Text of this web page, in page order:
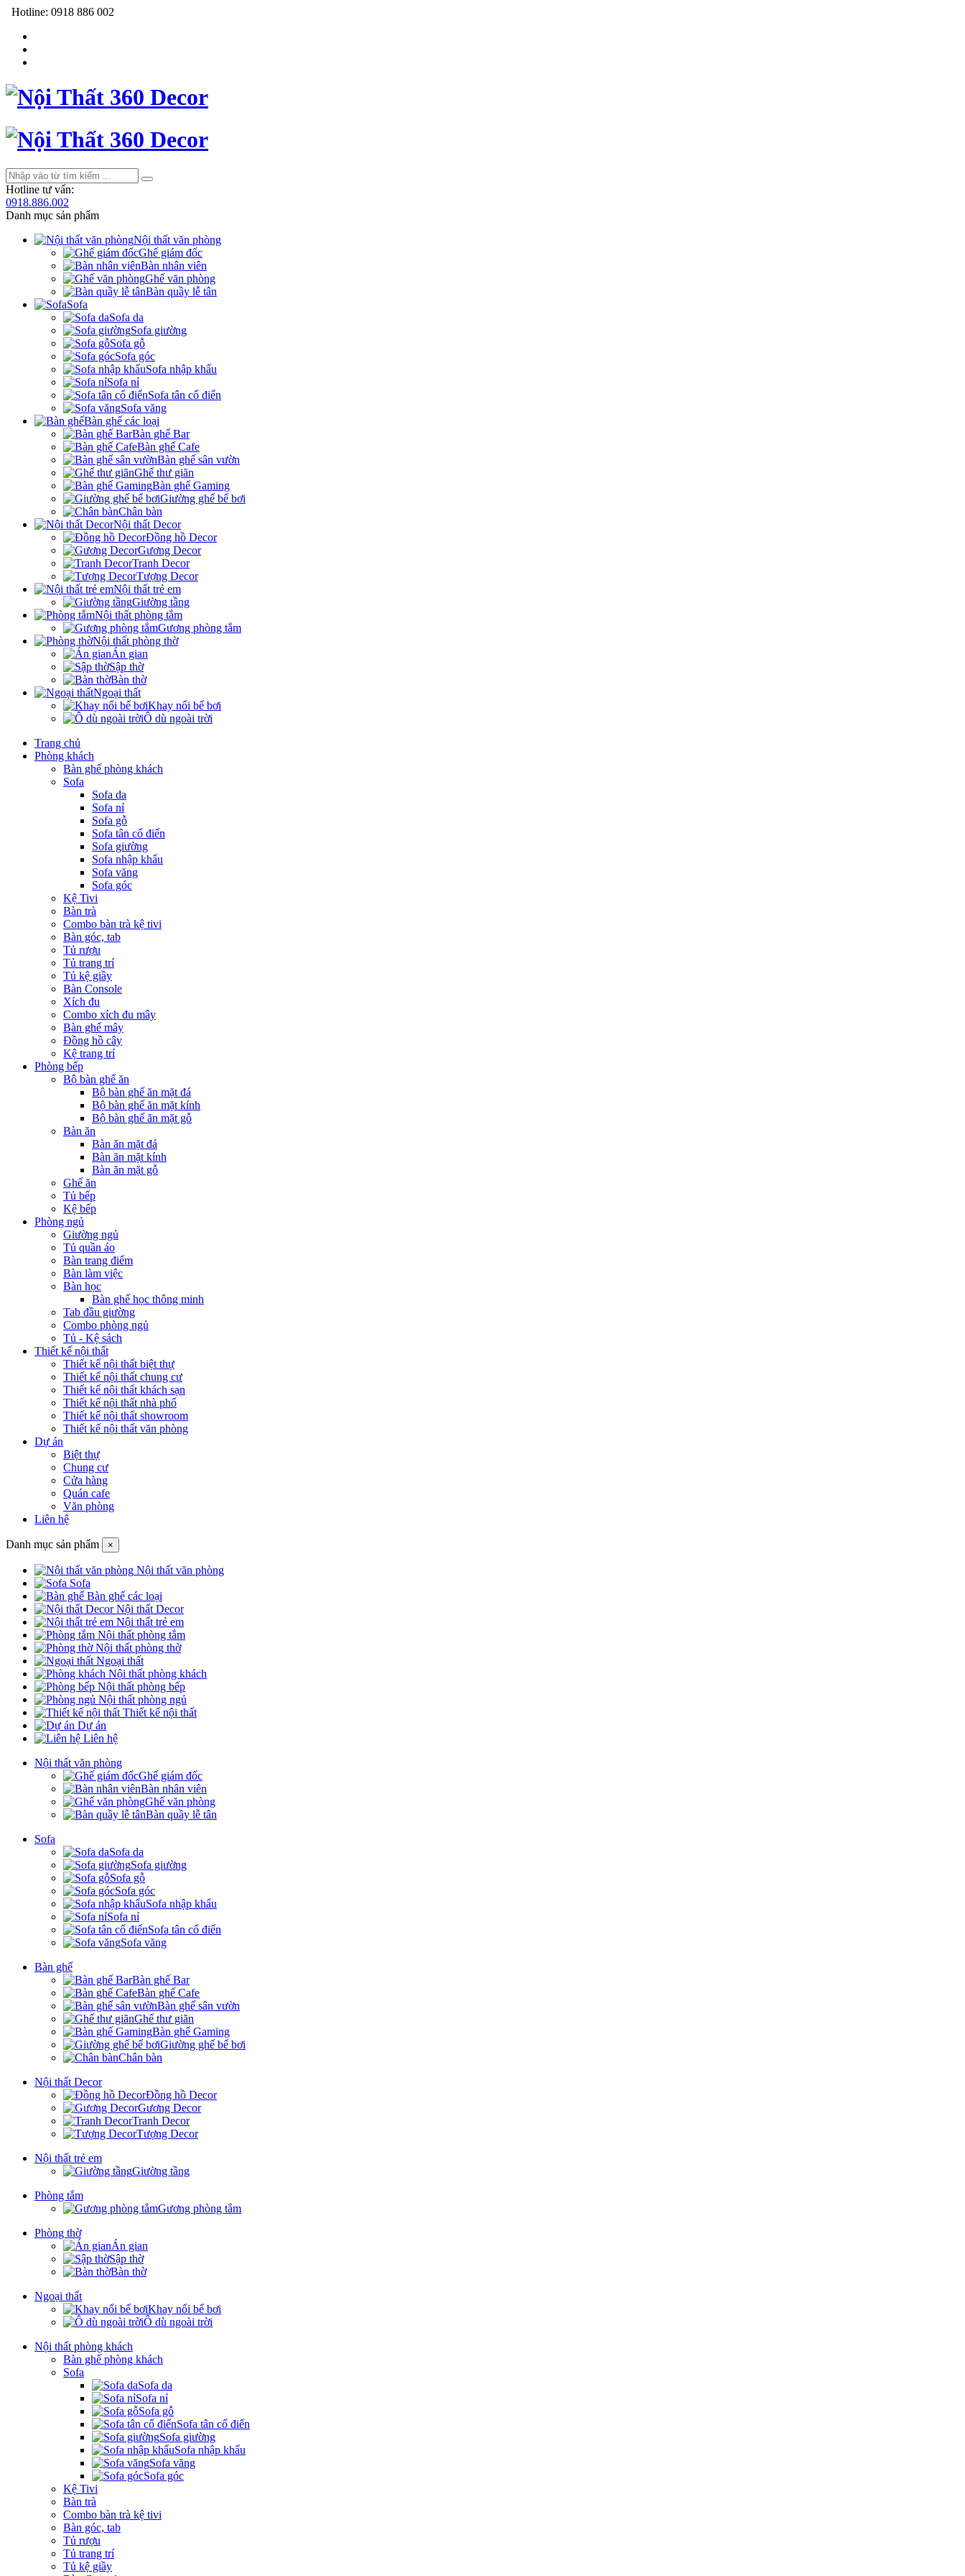
Hotline: 0918 886 002
Hotline tư vấn:
0918.886.002
Danh mục sản phẩm
Nội thất văn phòng
Ghế giám đốc
Bàn nhân viên
Ghế văn phòng
Bàn quầy lễ tân
Sofa
Sofa da
Sofa giường
Sofa gỗ
Sofa góc
Sofa nhập khẩu
Sofa nỉ
Sofa tân cổ điển
Sofa văng
Bàn ghế các loại
Bàn ghế Bar
Bàn ghế Cafe
Bàn ghế sân vườn
Ghế thư giãn
Bàn ghế Gaming
Giường ghế bể bơi
Chân bàn
Nội thất Decor
Đồng hồ Decor
Gương Decor
Tranh Decor
Tượng Decor
Nội thất trẻ em
Giường tầng
Nội thất phòng tắm
Gương phòng tắm
Nội thất phòng thờ
Án gian
Sập thờ
Bàn thờ
Ngoại thất
Khay nổi bể bơi
Ô dù ngoài trời
Trang chủ
Phòng khách
Bàn ghế phòng khách
Sofa
Sofa da
Sofa nỉ
Sofa gỗ
Sofa tân cổ điển
Sofa giường
Sofa nhập khẩu
Sofa văng
Sofa góc
Kệ Tivi
Bàn trà
Combo bàn trà kệ tivi
Bàn góc, tab
Tủ rượu
Tủ trang trí
Tủ kệ giầy
Bàn Console
Xích đu
Combo xích đu mây
Bàn ghế mây
Đồng hồ cây
Kệ trang trí
Phòng bếp
Bộ bàn ghế ăn
Bộ bàn ghế ăn mặt đá
Bộ bàn ghế ăn mặt kính
Bộ bàn ghế ăn mặt gỗ
Bàn ăn
Bàn ăn mặt đá
Bàn ăn mặt kính
Bàn ăn mặt gỗ
Ghế ăn
Tủ bếp
Kệ bếp
Phòng ngủ
Giường ngủ
Tủ quần áo
Bàn trang điểm
Bàn làm việc
Bàn học
Bàn ghế học thông minh
Tab đầu giường
Combo phòng ngủ
Tủ - Kệ sách
Thiết kế nội thất
Thiết kế nội thất biệt thự
Thiết kế nội thất chung cư
Thiết kế nội thất khách sạn
Thiết kế nội thất nhà phố
Thiết kế nội thất showroom
Thiết kế nội thất văn phòng
Dự án
Biệt thự
Chung cư
Cửa hàng
Quán cafe
Văn phòng
Liên hệ
Danh mục sản phẩm ×
Nội thất văn phòng
Sofa
Bàn ghế các loại
Nội thất Decor
Nội thất trẻ em
Nội thất phòng tắm
Nội thất phòng thờ
Ngoại thất
Nội thất phòng khách
Nội thất phòng bếp
Nội thất phòng ngủ
Thiết kế nội thất
Dự án
Liên hệ
Nội thất văn phòng
Ghế giám đốc
Bàn nhân viên
Ghế văn phòng
Bàn quầy lễ tân
Sofa
Sofa da
Sofa giường
Sofa gỗ
Sofa góc
Sofa nhập khẩu
Sofa nỉ
Sofa tân cổ điển
Sofa văng
Bàn ghế
Bàn ghế Bar
Bàn ghế Cafe
Bàn ghế sân vườn
Ghế thư giãn
Bàn ghế Gaming
Giường ghế bể bơi
Chân bàn
Nội thất Decor
Đồng hồ Decor
Gương Decor
Tranh Decor
Tượng Decor
Nội thất trẻ em
Giường tầng
Phòng tắm
Gương phòng tắm
Phòng thờ
Án gian
Sập thờ
Bàn thờ
Ngoại thất
Khay nổi bể bơi
Ô dù ngoài trời
Nội thất phòng khách
Bàn ghế phòng khách
Sofa
Sofa da
Sofa nỉ
Sofa gỗ
Sofa tân cổ điển
Sofa giường
Sofa nhập khẩu
Sofa văng
Sofa góc
Kệ Tivi
Bàn trà
Combo bàn trà kệ tivi
Bàn góc, tab
Tủ rượu
Tủ trang trí
Tủ kệ giầy